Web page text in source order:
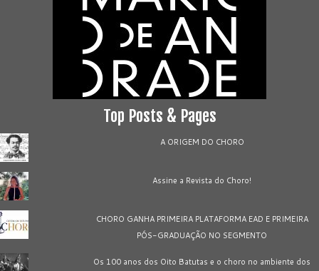
Top Posts & Pages
A ORIGEM DO CHORO
Assine a Revista do Choro!
CHORO GANHA PRIMEIRA PLATAFORMA EAD E PRIMEIRA
PÓS-GRADUAÇÃO NO SEGMENTO
Os 100 anos dos Oito Batutas e o choro no ambiente dos